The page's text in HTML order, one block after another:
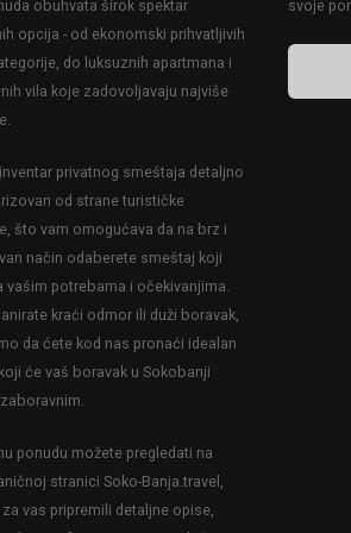
obuhvata širok spektar
opcija - od ekonomski prihvatljivih
do luksuznih apartmana i
vila koje zadovoljavaju najviše
privatnog smeštaja detaljno
od strane turističke
što vam omogućava da na brz i
način odaberete smeštaj koji
vašim potrebama i očekivanjima.
kraći odmor ili duži boravak,
da ćete kod nas pronaći idealan
će vaš boravak u Sokobanji
ponudu možete pregledati na
stranici Soko-Banja.travel,
vas pripremili detaljne opise,
svoje